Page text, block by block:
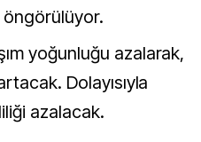
öngörülüyor.
yoğunluğu azalarak,
Dolayısıyla
azalacak.